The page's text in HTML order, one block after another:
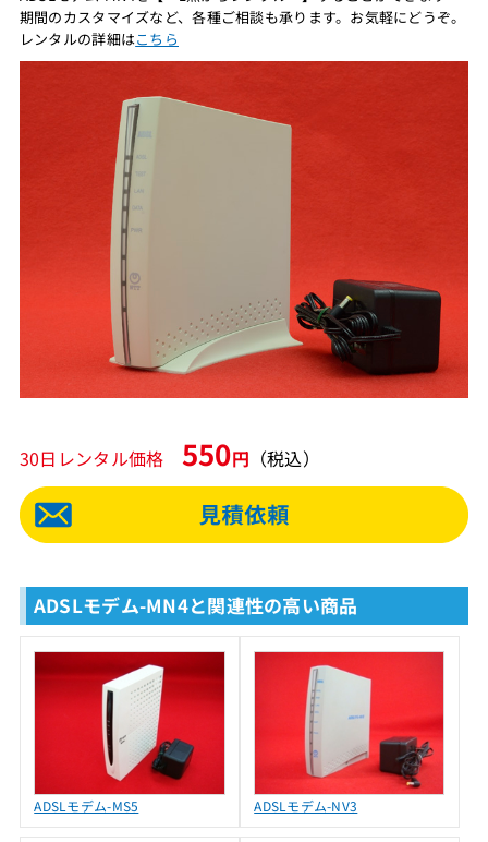
期間のカスタマイズなど、各種ご相談も承ります。お気軽にどうぞ。
レンタルの詳細はこちら
30日レンタル価格 550円 （税込）
ADSLモデム-MN4と関連性の高い商品
ADSLモデム-MS5 ADSLモデム-NV3